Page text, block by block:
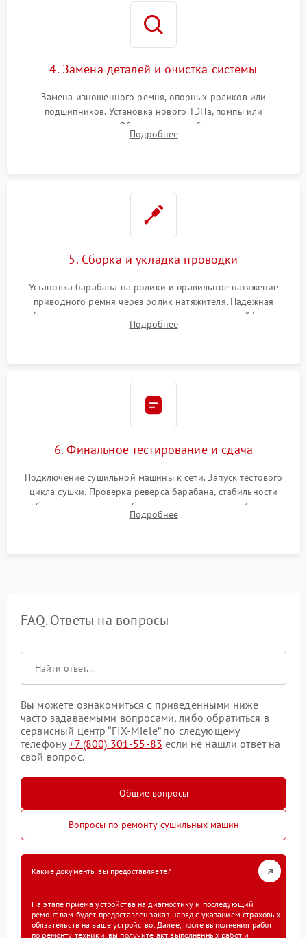
4. Замена деталей и очистка системы
Замена изношенного ремня, опорных роликов или
подшипников. Установка нового ТЭНа, помпы или
термодатчиков. Обязательная глубокая очистка
конденсатора, крыльчатки вентилятора и воздуховодов от
Подробнее
5. Сборка и укладка проводки
Установка барабана на ролики и правильное натяжение
приводного ремня через ролик натяжителя. Надежная
фиксация всех узлов, подключение клемм и шлейфов к
модулю управления. Монтаж корпусных панелей, люка и
Подробнее
6. Финальное тестирование и сдача
Подключение сушильной машины к сети. Запуск тестового
цикла сушки. Проверка реверса барабана, стабильности
набора температуры, работы дренажного насоса (откачка
конденсата) и отсутствия посторонних скрипов, стуков или
Подробнее
FAQ. Ответы на вопросы
Вы можете ознакомиться с приведенными ниже
часто задаваемыми вопросами, либо обратиться в
сервисный центр “FIX-Miele” по следующему
телефону+7 (800) 301-55-83 если не нашли ответ на
свой вопрос.
Общие вопросы
Вопросы по ремонту сушильных машин
Какие документы вы предоставляете?
На этапе приема устройства на диагностику и последующий
ремонт вам будет предоставлен заказ-наряд с указанием страховых
обязательств на ваше устройство. Далее, после выполнения работ
по ремонту техники, вы получите акт выполненных работ и